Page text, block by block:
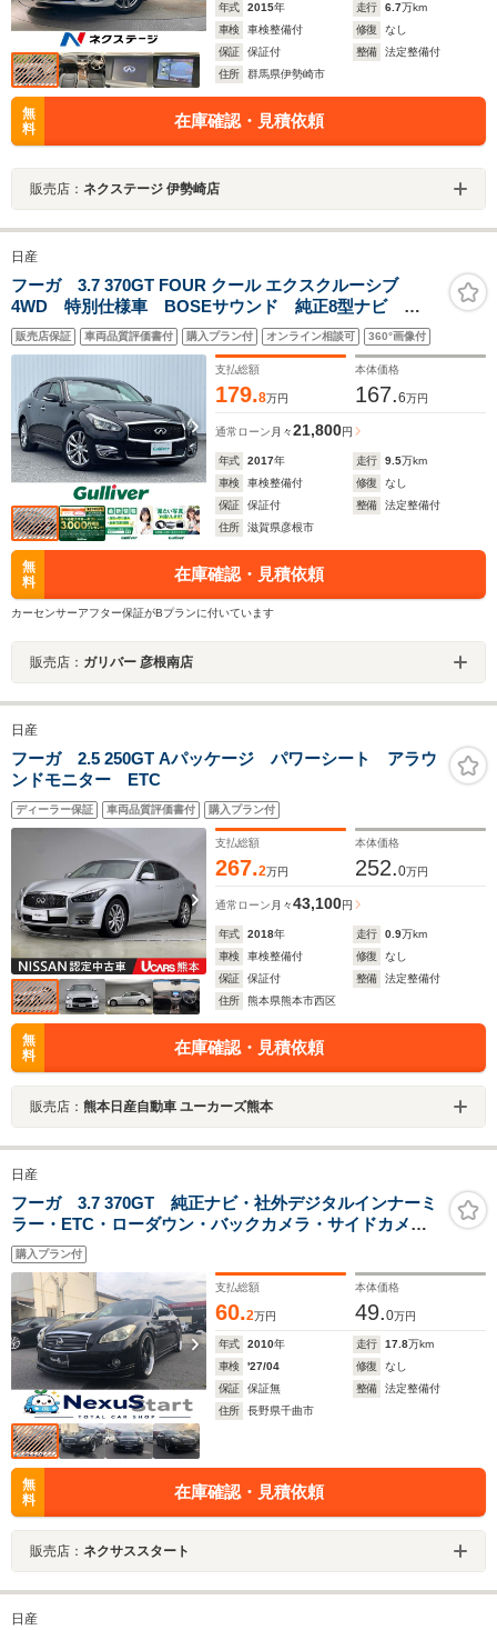
年式 2015年 走行 6.7万km
車検
車検整備付 修復
なし
保証
保証付 整備
法定整備付
住所
群馬県伊勢崎市
無
料
在庫確認・見積依頼
販売店： ネクステージ 伊勢崎店
日産
フーガ 3.7 370GT FOUR クール エクスクルーシブ
4WD 特別仕様車 BOSEサウンド 純正8型ナビ
Bluetooth 全方位カメラ パワーシート シートヒータ
ー エアシート 白レザー 追従クルコン 純正19イン
チAW エンジンスターター ETC
販売店保証 車両品質評価書付 購入プラン付 オンライン相談可 360°画像付
支払総額
179.8万円
本体価格
167.6万円
通常ローン 月々21,800円
年式 2017年 走行 9.5万km
車検
車検整備付 修復
なし
保証
保証付 整備
法定整備付
住所
滋賀県彦根市
無
料
在庫確認・見積依頼
カーセンサーアフター保証がBプランに付いています
販売店： ガリバー 彦根南店
日産
フーガ 2.5 250GT Aパッケージ パワーシート アラウ
ンドモニター ETC
ディーラー保証 車両品質評価書付 購入プラン付
支払総額
267.2万円
本体価格
252.0万円
通常ローン 月々43,100円
年式 2018年 走行 0.9万km
車検
車検整備付 修復
なし
保証
保証付 整備
法定整備付
住所
熊本県熊本市西区
無
料
在庫確認・見積依頼
販売店： 熊本日産自動車 ユーカーズ熊本
日産
フーガ 3.7 370GT 純正ナビ・社外デジタルインナーミ
ラー・ETC・ローダウン・バックカメラ・サイドカメ
ラ・クルコン・Bluetoothオーディオ・Pスタート・オー
トエアコン・ステアリングスイッチ・オートライト・フ
ォグランプ
購入プラン付
支払総額
60.2万円
本体価格
49.0万円
年式 2010年 走行 17.8万km
車検
'27/04 修復
なし
保証
保証無 整備
法定整備付
住所
長野県千曲市
無
料
在庫確認・見積依頼
販売店： ネクサススタート
日産